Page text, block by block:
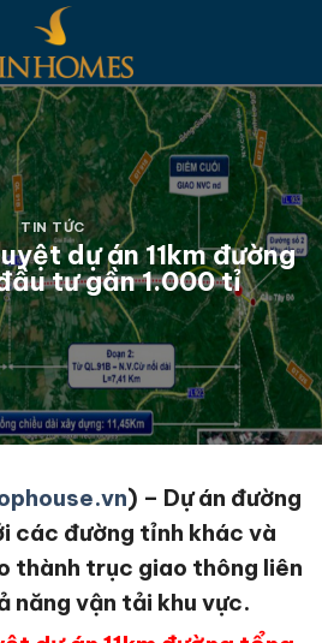
TIN TỨC
dự án 11km đường
tư gần 1.000 tỉ
) – Dự án đường
các đường tỉnh khác và
thành trục giao thông liên
năng vận tải khu vực.